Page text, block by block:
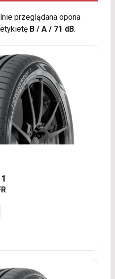
przeglądana opona
B / A / 71 dB.